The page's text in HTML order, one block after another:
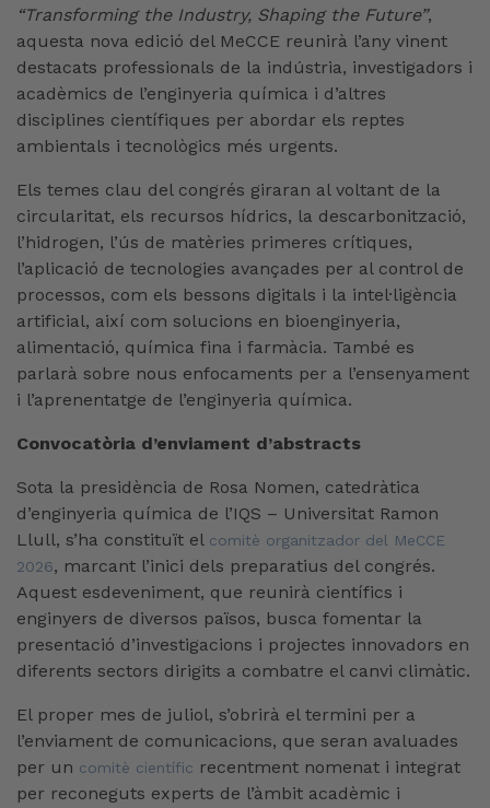
“Transforming the Industry, Shaping the Future”,
aquesta nova edició del MeCCE reunirà l’any vinent
destacats professionals de la indústria, investigadors i
acadèmics de l’enginyeria química i d’altres
disciplines científiques per abordar els reptes
ambientals i tecnològics més urgents.
Els temes clau del congrés giraran al voltant de la
circularitat, els recursos hídrics, la descarbonització,
l’hidrogen, l’ús de matèries primeres crítiques,
l’aplicació de tecnologies avançades per al control de
processos, com els bessons digitals i la intel·ligència
artificial, així com solucions en bioenginyeria,
alimentació, química fina i farmàcia. També es
parlarà sobre nous enfocaments per a l’ensenyament
i l’aprenentatge de l’enginyeria química.
Convocatòria d’enviament d’abstracts
Sota la presidència de Rosa Nomen, catedràtica
d’enginyeria química de l’IQS – Universitat Ramon
Llull, s’ha constituït el comitè organitzador del MeCCE
2026, marcant l’inici dels preparatius del congrés.
Aquest esdeveniment, que reunirà científics i
enginyers de diversos països, busca fomentar la
presentació d’investigacions i projectes innovadors en
diferents sectors dirigits a combatre el canvi climàtic.
El proper mes de juliol, s’obrirà el termini per a
l’enviament de comunicacions, que seran avaluades
per un comitè científic recentment nomenat i integrat
per reconeguts experts de l’àmbit acadèmic i